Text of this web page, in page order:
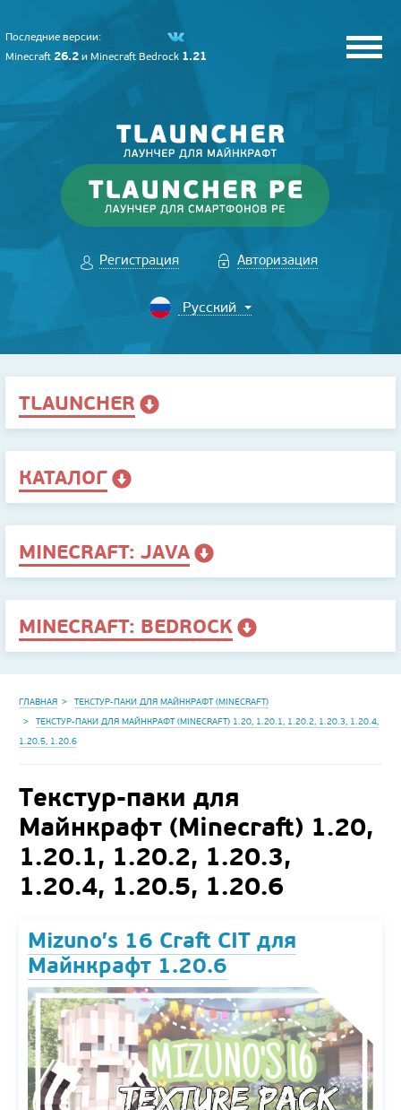
Последние версии:
Minecraft 26.2 и Minecraft Bedrock 1.21
Регистрация Авторизация
TLAUNCHER
КАТАЛОГ
MINECRAFT: JAVA
MINECRAFT: BEDROCK
ГЛАВНАЯ
ТЕКСТУР-ПАКИ ДЛЯ МАЙНКРАФТ (MINECRAFT)
ТЕКСТУР-ПАКИ ДЛЯ МАЙНКРАФТ (MINECRAFT) 1.20, 1.20.1, 1.20.2, 1.20.3, 1.20.4,
1.20.5, 1.20.6
Текстур-паки для
Майнкрафт (Minecraft) 1.20,
1.20.1, 1.20.2, 1.20.3,
1.20.4, 1.20.5, 1.20.6
Mizuno’s 16 Craft CIT для
Майнкрафт 1.20.6